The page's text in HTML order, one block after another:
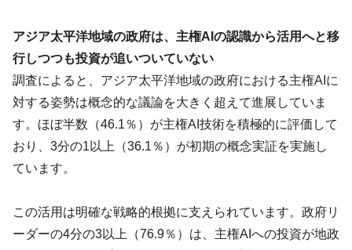
アジア太平洋地域の政府は、主権AIの認識から活用へと移
行しつつも投資が追いついていない
調査によると、アジア太平洋地域の政府における主権AIに
対する姿勢は概念的な議論を大きく超えて進展していま
す。ほぼ半数（46.1％）が主権AI技術を積極的に評価して
おり、3分の1以上（36.1％）が初期の概念実証を実施し
ています。
この活用は明確な戦略的根拠に支えられています。政府リ
ーダーの4分の3以上（76.9％）は、主権AIへの投資が地政